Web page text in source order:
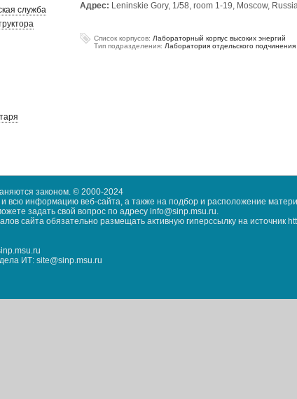
служба
Адрес: Leninskie Gory, 1/58, room 1-19, Moscow,
Список корпусов: Лабораторный корпус высоких энергий
Тип подразделения: Лаборатория отдельского подчинения
законом. © 2000-2024
и всю информацию веб-сайта, а также на подбор и расположение
задать свой вопрос по адресу info@sinp.msu.ru.
сайта обязательно размещать активную гиперссылку на источник
ИТ: site@sinp.msu.ru